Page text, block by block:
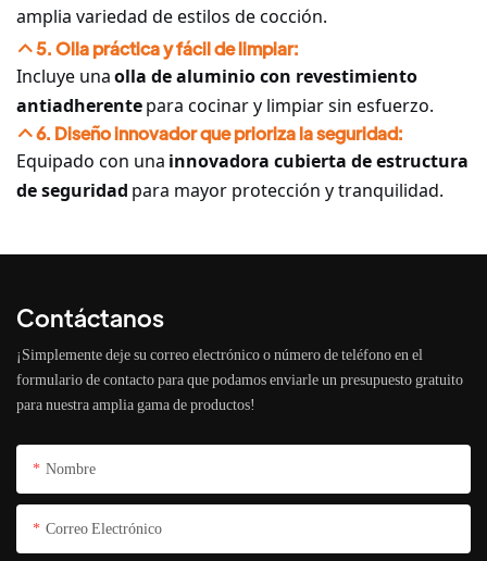
amplia variedad de estilos de cocción.
5. Olla práctica y fácil de limpiar:
Incluye unaolla de aluminio con revestimiento
antiadherentepara cocinar y limpiar sin esfuerzo.
6. Diseño innovador que prioriza la seguridad:
Equipado con una innovadora cubierta de estructura
de seguridad para mayor protección y tranquilidad.
Contáctanos
¡Simplemente deje su correo electrónico o número de teléfono en el
formulario de contacto para que podamos enviarle un presupuesto gratuito
para nuestra amplia gama de productos!
Nombre
Correo Electrónico